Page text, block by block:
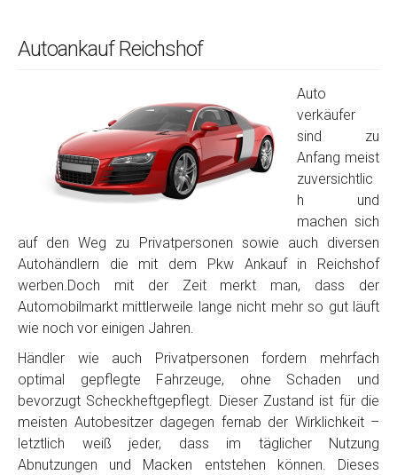
Autoankauf Reichshof
Auto
verkäufer
sind zu
Anfang meist
zuversichtlic
h und
machen sich
auf den Weg zu Privatpersonen sowie auch diversen
Autohändlern die mit dem Pkw Ankauf in Reichshof
werben.Doch mit der Zeit merkt man, dass der
Automobilmarkt mittlerweile lange nicht mehr so gut läuft
wie noch vor einigen Jahren.
Händler wie auch Privatpersonen fordern mehrfach
optimal gepflegte Fahrzeuge, ohne Schaden und
bevorzugt Scheckheftgepflegt. Dieser Zustand ist für die
meisten Autobesitzer dagegen fernab der Wirklichkeit –
letztlich weiß jeder, dass im täglicher Nutzung
Abnutzungen und Macken entstehen können. Dieses